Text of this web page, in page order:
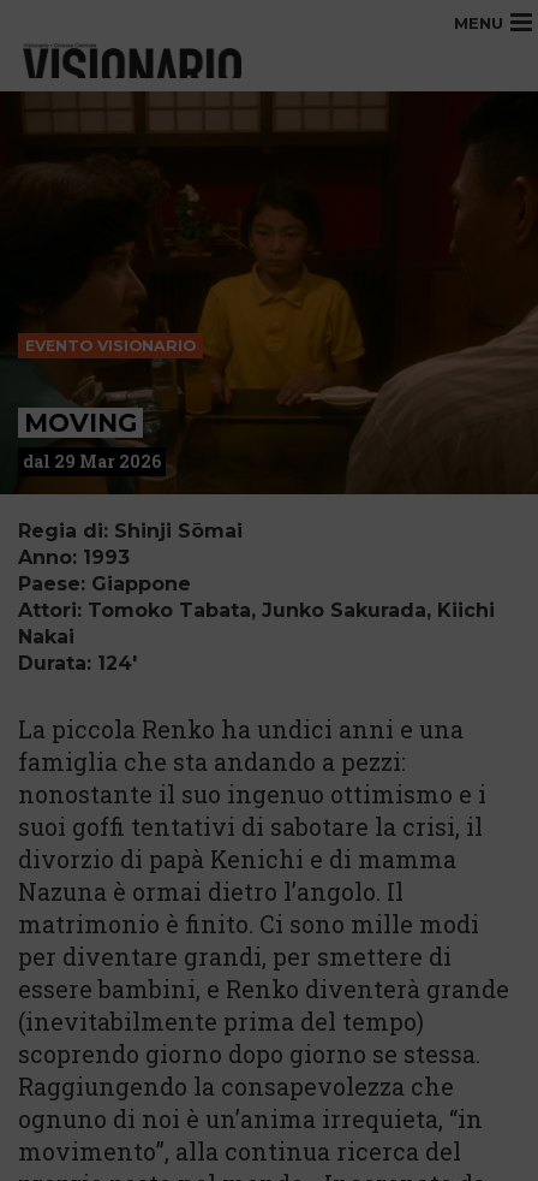
MENU
EVENTO VISIONARIO
MOVING
dal 29 Mar 2026
Regia di: Shinji Sōmai
Anno: 1993
Paese: Giappone
Attori: Tomoko Tabata, Junko Sakurada, Kiichi
Nakai
Durata: 124'
La piccola Renko ha undici anni e una
famiglia che sta andando a pezzi:
nonostante il suo ingenuo ottimismo e i
suoi goffi tentativi di sabotare la crisi, il
divorzio di papà Kenichi e di mamma
Nazuna è ormai dietro l’angolo. Il
matrimonio è finito. Ci sono mille modi
per diventare grandi, per smettere di
essere bambini, e Renko diventerà grande
(inevitabilmente prima del tempo)
scoprendo giorno dopo giorno se stessa.
Raggiungendo la consapevolezza che
ognuno di noi è un’anima irrequieta, “in
movimento”, alla continua ricerca del